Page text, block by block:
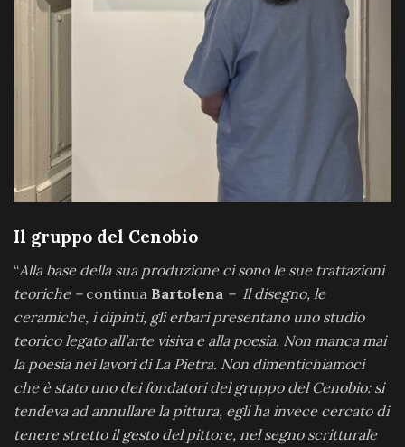
Il gruppo del Cenobio
“Alla base della sua produzione ci sono le sue trattazioni
teoriche – continua Bartolena – Il disegno, le
ceramiche, i dipinti, gli erbari presentano uno studio
teorico legato all’arte visiva e alla poesia. Non manca mai
la poesia nei lavori di La Pietra. Non dimentichiamoci
che è stato uno dei fondatori del gruppo del Cenobio: si
tendeva ad annullare la pittura, egli ha invece cercato di
tenere stretto il gesto del pittore, nel segno scritturale